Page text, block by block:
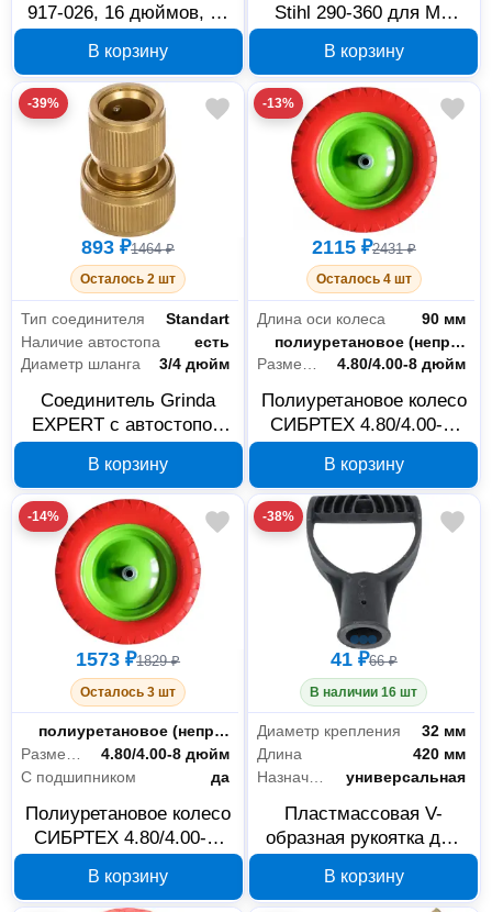
917-026, 16 дюймов, 40
В корзину
Stihl 290-360 для MS
В корзину
-39%
893 ₽1464 ₽
Осталось 2 шт
Тип соединителя
Standart
Наличие автостопа
есть
Диаметр шланга
3/4 дюйм
Соединитель Grinda
EXPERT с автостопом
В корзину
-13%
2115 ₽2431 ₽
Осталось 4 шт
Длина оси колеса
90 мм
Тип шины
полиуретановое (непрокалываемое)
Размер колеса
4.80/4.00-8 дюйм
Полиуретановое колесо
СИБРТЕХ 4.80/4.00-8,
мм, арт. 689785
В корзину
-14%
1573 ₽1829 ₽
Осталось 3 шт
Тип шины
полиуретановое (непрокалываемое)
Размер колеса
4.80/4.00-8 дюйм
С подшипником
да
Полиуретановое колесо
СИБРТЕХ 4.80/4.00-8,
мм, арт. 689805
В корзину
-38%
41 ₽66 ₽
В наличии 16 шт
Диаметр крепления
32 мм
Длина
420 мм
Назначение
универсальная
Пластмассовая V-
образная рукоятка для
0-471, 32 мм
В корзину